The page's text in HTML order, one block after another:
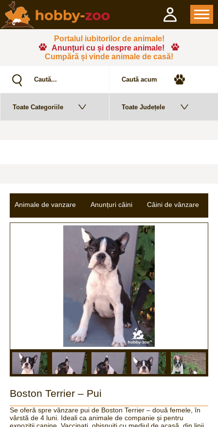
Portalul iubitorilor de animale!
Anunțuri cu și despre animale!
Cumpără și vinde animale de casă!
Animale de vanzare Anunțuri câini Câini de vânzare
Boston Terrier – Pui
Se oferă spre vânzare pui de Boston Terrier – două femele, în
vârstă de 4 luni. Ideali ca animale de companie și pentru